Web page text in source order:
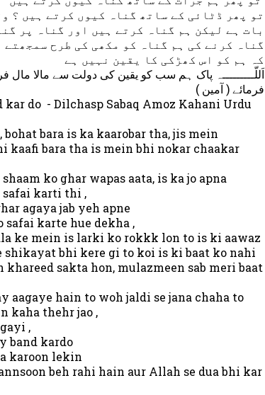
تو پھر ڈٹائی کے ساتھ گناہ کیوں کرتے ہیں ؟
بات ہے لیکن ہم گناہ کرتے ہیں اور گناہ پر
گناہ کرنے کی ہم گناہ کو مکھی کی طرح
کہ ہم کو اس کھڑکی کا یقین نہیں ہے
اَللّـــــــــہ پاک ہم سب کو یقین کی دولت سے مالا
فرمائے ( آمین )
do - Dilchasp Sabaq Amoz Kahani Urdu
bohat bara is ka kaarobar tha, jis mein
kaafi bara tha is mein bhi nokar chaakar
ko ghar wapas aata, is ka jo apna
safai karti thi ,
agaya jab yeh apne
karte hue dekha ,
ke mein is larki ko rokkk lon to is ki aawaz
shikayat bhi kere gi to koi is ki baat ko nahi
sakta hon, mulazmeen sab meri baat
hain to woh jaldi se jana chaha to
kaha thehr jao ,
,
band kardo
karoon lekin
beh rahi hain aur Allah se dua bhi kar